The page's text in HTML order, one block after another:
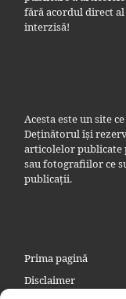
fără acordul direct
interzisă!
Acesta este un site
Deținătorul își
articolelor publicate
sau fotografiilor ce
publicații.
Prima pagină
Disclaimer